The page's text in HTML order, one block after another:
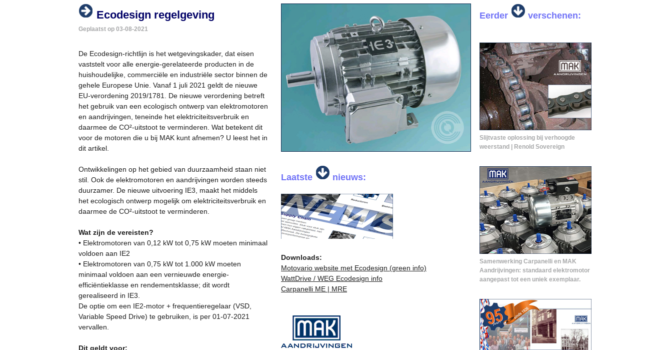
Ecodesign regelgeving
Geplaatst op 03-08-2021
De Ecodesign-richtlijn is het wetgevingskader, dat eisen
vaststelt voor alle energie-gerelateerde producten in de
huishoudelijke, commerciële en industriële sector binnen de
gehele Europese Unie. Vanaf 1 juli 2021 geldt de nieuwe
EU-verordening 2019/1781. De nieuwe verordening betreft
het gebruik van een ecologisch ontwerp van elektromotoren
en aandrijvingen, teneinde het elektriciteitsverbruik en
daarmee de CO²-uitstoot te verminderen. Wat betekent dit
voor de motoren die u bij MAK kunt afnemen? U leest het in
dit artikel.
Ontwikkelingen op het gebied van duurzaamheid staan niet
stil. Ook de elektromotoren en aandrijvingen worden steeds
duurzamer. De nieuwe uitvoering IE3, maakt het middels
het ecologisch ontwerp mogelijk om elektriciteitsverbruik en
daarmee de CO²-uitstoot te verminderen.
Wat zijn de vereisten?
• Elektromotoren van 0,12 kW tot 0,75 kW moeten minimaal
voldoen aan IE2
• Elektromotoren van 0,75 kW tot 1.000 kW moeten
minimaal voldoen aan een vernieuwde energie-
efficiëntieklasse en rendementsklasse; dit wordt
gerealiseerd in IE3.
De optie om een IE2-motor + frequentieregelaar (VSD,
Variable Speed Drive) te gebruiken, is per 01-07-2021
vervallen.
Dit geldt voor:
Laatste nieuws:
Downloads:
Motovario website met Ecodesign (green info)
WattDrive / WEG Ecodesign info
Carpanelli ME | MRE
Eerder verschenen:
Slijtvaste oplossing bij verhoogde
weerstand | Renold Sovereign
Samenwerking Carpanelli en MAK
Aandrijvingen: standaard elektromotor
aangepast tot een uniek exemplaar.